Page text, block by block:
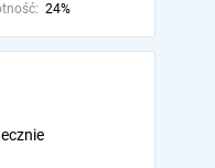
24%